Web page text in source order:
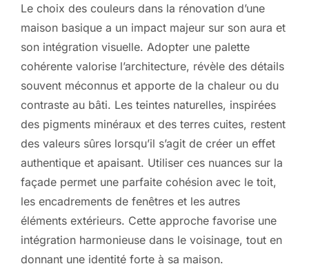
Le choix des couleurs dans la rénovation d’une
maison basique a un impact majeur sur son aura et
son intégration visuelle. Adopter une palette
cohérente valorise l’architecture, révèle des détails
souvent méconnus et apporte de la chaleur ou du
contraste au bâti. Les teintes naturelles, inspirées
des pigments minéraux et des terres cuites, restent
des valeurs sûres lorsqu’il s’agit de créer un effet
authentique et apaisant. Utiliser ces nuances sur la
façade permet une parfaite cohésion avec le toit,
les encadrements de fenêtres et les autres
éléments extérieurs. Cette approche favorise une
intégration harmonieuse dans le voisinage, tout en
donnant une identité forte à sa maison.